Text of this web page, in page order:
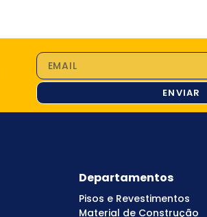
ENVIAR
Departamentos
Pisos e Revestimentos
Material de Construção